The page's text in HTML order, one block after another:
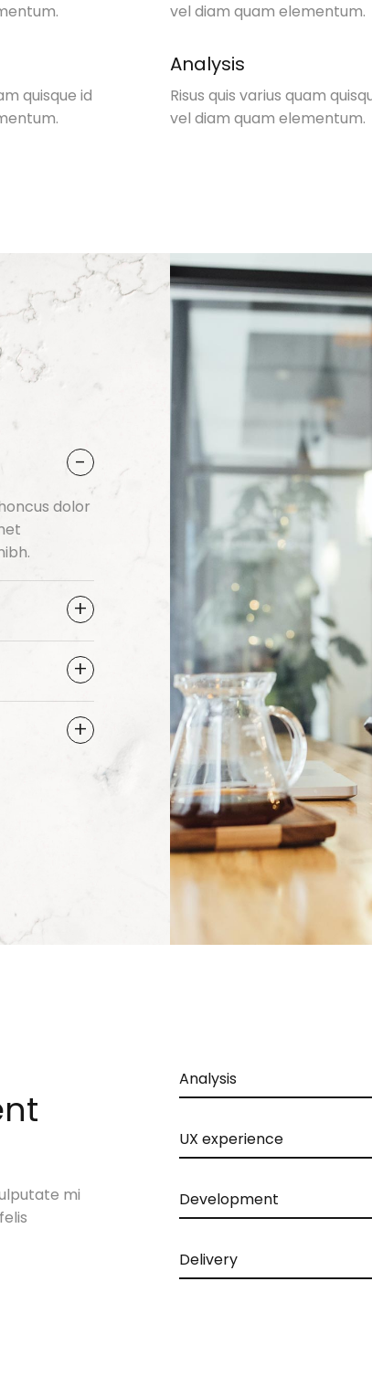
quisque id
vel diam quam elementum.
Analysis
Risus quis varius quam
vel diam quam elementum.
-
dolor
+
+
+
mi
Analysis
UX experience
Development
Delivery